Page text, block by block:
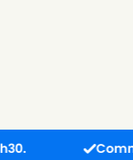
Commandez